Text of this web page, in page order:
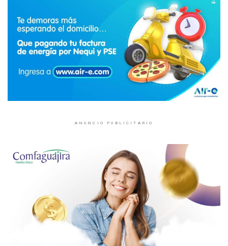
ANUNCIO PUBLICITARIO